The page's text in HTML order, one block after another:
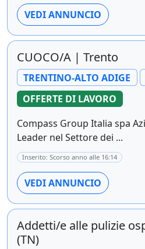
VEDI ANNUNCIO
CUOCO/A | Trento
TRENTINO-ALTO ADIGE
OFFERTE DI LAVORO
Compass Group Italia spa
Leader nel Settore dei ...
Inserito: Scorso anno alle 16:14
VEDI ANNUNCIO
Addetti/e alle pulizie
(TN)